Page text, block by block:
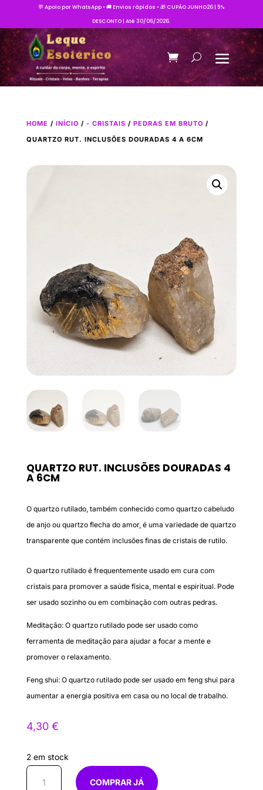
💬 Apoio por WhatsApp • 🚚 Envios rápidos • 🎁 CUPÃO JUNHO26 | 5%
DESCONTO | Até 30/06/2026.
HOME / INÍCIO / - CRISTAIS / PEDRAS EM BRUTO /
QUARTZO RUT. INCLUSÕES DOURADAS 4 A 6CM
QUARTZO RUT. INCLUSÕES DOURADAS 4
A 6CM
O quartzo rutilado, também conhecido como quartzo cabeludo
de anjo ou quartzo flecha do amor, é uma variedade de quartzo
transparente que contém inclusões finas de cristais de rutilo.
O quartzo rutilado é frequentemente usado em cura com
cristais para promover a saúde física, mental e espiritual. Pode
ser usado sozinho ou em combinação com outras pedras.
Meditação: O quartzo rutilado pode ser usado como
ferramenta de meditação para ajudar a focar a mente e
promover o relaxamento.
Feng shui: O quartzo rutilado pode ser usado em feng shui para
aumentar a energia positiva em casa ou no local de trabalho.
4,30 €
2 em stock
Quantidade
COMPRAR JÁ